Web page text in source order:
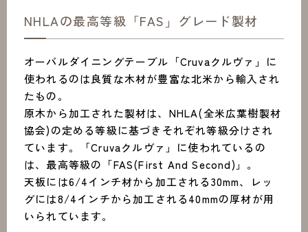
NHLAの最高等級「FAS」グレード製材
オーバルダイニングテーブル「Cruvaクルヴァ」に
使われるのは良質な木材が豊富な北米から輸入され
たもの。
原木から加工された製材は、NHLA(全米広葉樹製材
協会)の定める等級に基づきそれぞれ等級分けされ
ています。「Cruvaクルヴァ」に使われているの
は、最高等級の「FAS(First And Second)」。
天板には6/4インチ材から加工される30mm、レッ
グには8/4インチから加工される40mmの厚材が用
いられています。